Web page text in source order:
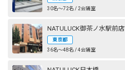
30名〜72名 / 2会議室
NATULUCK御茶ノ水駅前店
東京都
36名〜48名 / 4会議室